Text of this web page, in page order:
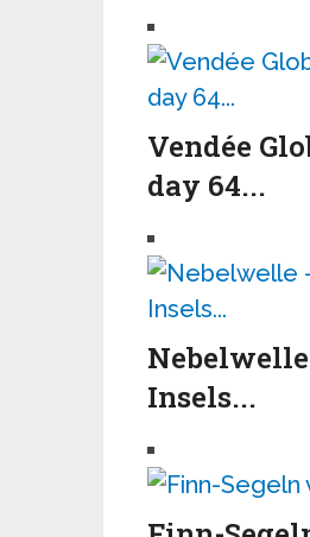
Vendée
day 64...
Insels...